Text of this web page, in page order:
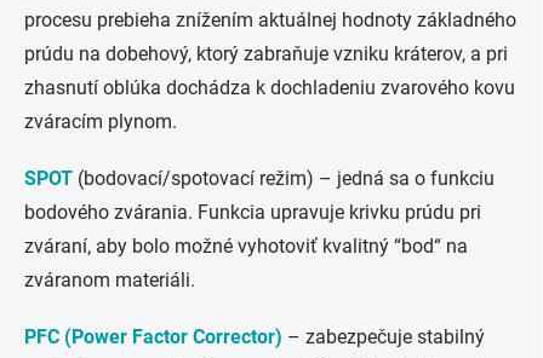
procesu prebieha znížením aktuálnej hodnoty základného
prúdu na dobehový, ktorý zabraňuje vzniku kráterov, a pri
zhasnutí oblúka dochádza k dochladeniu zvarového kovu
zváracím plynom.
SPOT (bodovací/spotovací režim) – jedná sa o funkciu
bodového zvárania. Funkcia upravuje krivku prúdu pri
zváraní, aby bolo možné vyhotoviť kvalitný “bod“ na
zváranom materiáli.
PFC (Power Factor Corrector) – zabezpečuje stabilný